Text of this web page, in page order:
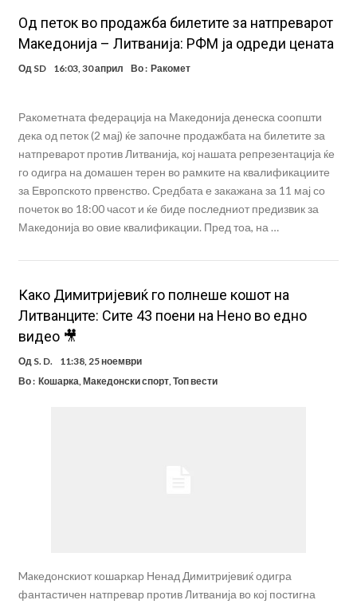
англиската Премиер лига
Играч на Барселона бесен го напушти тренингот по
срцепарателните зборови на Флик
Кам-бек на терен за Мудрик по над 600 дена, но веднаш
заМИнува на позајмица!?
Џејк Пол започнува голем напад на УФЦ
Француски судија обвинет за семејно насилство – му се заканува
18 месеци затвор
Ова никогаш не му се случило на Новак: Синер и Алкараз се
повлекуваат, а Зверев веднаш се „распадна“
Од петок во продажба билетите за натпреварот
Македонија – Литванија: РФМ ја одреди цената
Од SD 16:03, 30 април Во : Ракомет
Ракометната федерација на Македонија денеска соопшти
дека од петок (2 мај) ќе започне продажбата на билетите за
натпреварот против Литванија, кој нашата репрезентација ќе
го одигра на домашен терен во рамките на квалификациите
за Европското првенство. Средбата е закажана за 11 мај со
почеток во 18:00 часот и ќе биде последниот предизвик за
Македонија во овие квалификации. Пред тоа, на …
Како Димитријевиќ го полнеше кошот на
Литванците: Сите 43 поени на Нено во едно
видео 🎥
Од S. D.
11:38, 25 ноември
Во : Кошарка Македонски спорт, Топ вести
Maкедонскиот кошаркар Ненад Димитријевиќ одигра
фантастичен натпревар против Литванија во кој постигна